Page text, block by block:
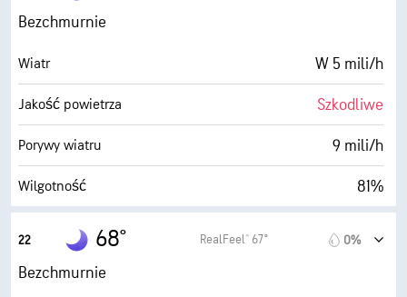
AccuLumen Brightness Index™
Zachmurzenie 2%
Widoczność 5 mili
Pułap chmur 30000 stopy
Bezchmurnie
Wiatr W 5 mili/h
Jakość powietrza Szkodliwe
Porywy wiatru 9 mili/h
Wilgotność 81%
Punkt rosy
AccuLumen Brightness Index™
22 68° RealFeel® 67° 0%
Bezchmurnie